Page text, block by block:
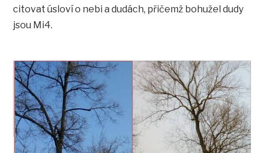
citovat úsloví o nebi a dudách, přičemž bohužel dudy
jsou Mi4.